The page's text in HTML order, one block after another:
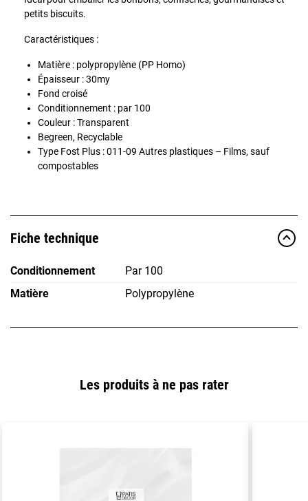
petits biscuits.
Caractéristiques :
Matière : polypropylène (PP Homo)
Épaisseur : 30my
Fond croisé
Conditionnement : par 100
Couleur : Transparent
Begreen, Recyclable
Type Fost Plus : 011-09 Autres plastiques – Films, sauf
compostables
Fiche technique
Conditionnement
Par 100
Matière
Polypropylène
Les produits à ne pas rater